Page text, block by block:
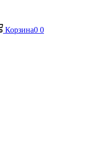
Корзина0 0